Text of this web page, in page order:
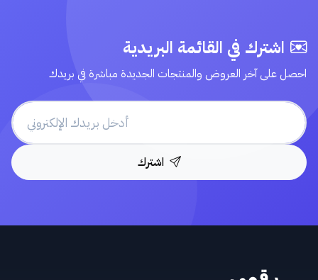
اشترك في القائمة البريدية
احصل على آخر العروض والمنتجات الجديدة مباشرة في بريدك
اشترك